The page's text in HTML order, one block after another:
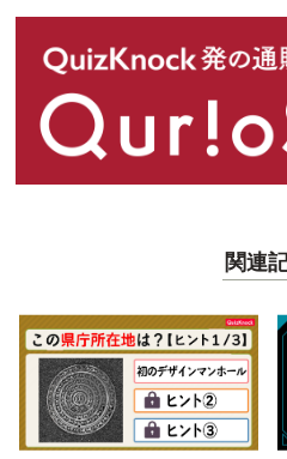
関連